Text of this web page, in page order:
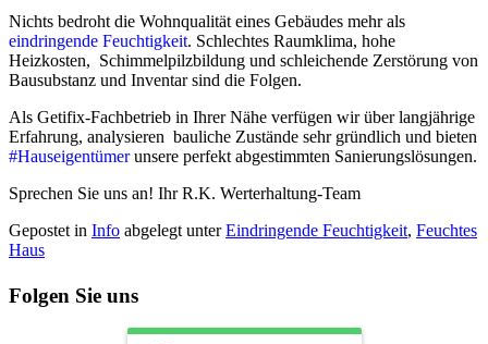
Nichts bedroht die Wohnqualität eines Gebäudes mehr als
eindringende Feuchtigkeit. Schlechtes Raumklima, hohe
Heizkosten, Schimmelpilzbildung und schleichende Zerstörung von
Bausubstanz und Inventar sind die Folgen.
Als Getifix-Fachbetrieb in Ihrer Nähe verfügen wir über langjährige
Erfahrung, analysieren bauliche Zustände sehr gründlich und bieten
#Hauseigentümerunsere perfekt abgestimmten Sanierungslösungen.
Sprechen Sie uns an! Ihr R.K. Werterhaltung-Team
Gepostet in Info abgelegt unterEindringende Feuchtigkeit, Feuchtes
Haus
Folgen Sie uns